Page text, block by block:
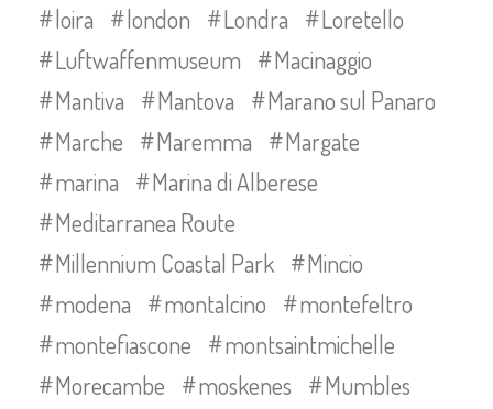
loira
london Londra
Loretello
Luftwaffenmuseum
Macinaggio
Mantiva
Mantova
Marano sul Panaro
Marche
Maremma
Margate
marina
Marina di Alberese
Meditarranea Route
Millennium Coastal Park
Mincio
modena
montalcino
montefeltro
montefiascone
montsaintmichelle
Morecambe
moskenes
Mumbles